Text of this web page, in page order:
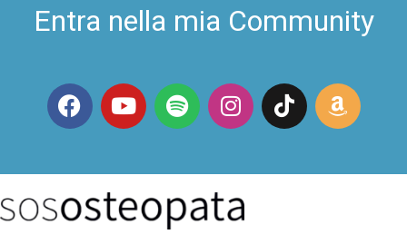
Entra nella mia Community
F
a
o
o
Y
o
b
e
S
p
f
y
I
n
g
r
T
i
A
m